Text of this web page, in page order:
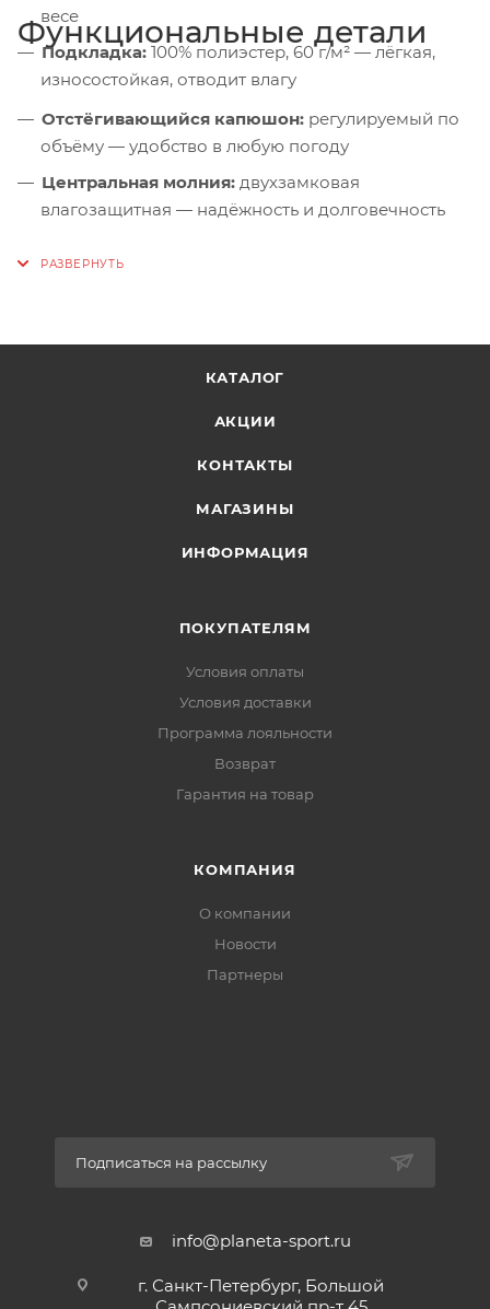
весе
Подкладка: 100% полиэстер, 60 г/м² — лёгкая,
износостойкая, отводит влагу
Функциональные детали
Отстёгивающийся капюшон: регулируемый по
объёму — удобство в любую погоду
Центральная молния: двухзамковая
влагозащитная — надёжность и долговечность
воротнике
Внутренняя резинка:по низу рукава — плотное
с влагозащитной молнией —
для документов и гаджетов
Боковые карманы: на молниях — тёплые и
Внутренние карманы:на молнии + объёмный —
Шлицы на кнопках:по бокам — свобода
безопасность в тёмное время суток
КАТАЛОГ
АКЦИИ
КОНТАКТЫ
МАГАЗИНЫ
ИНФОРМАЦИЯ
ПОКУПАТЕЛЯМ
Условия оплаты
Условия доставки
Программа лояльности
Возврат
Гарантия на товар
КОМПАНИЯ
О компании
Новости
Партнеры
Подписаться на рассылку
info@planeta-sport.ru
г. Санкт-Петербург, Большой